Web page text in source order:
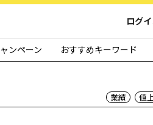
ログ
ンペーン おすすめキーワード
業績 値